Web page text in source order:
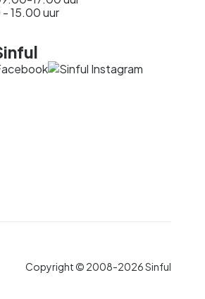
15.00 uur
Copyright © 2008-2026 Sinful